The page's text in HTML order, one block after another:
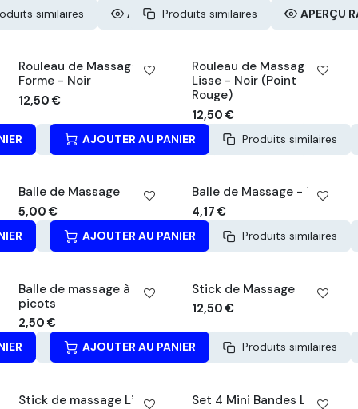
similaires APERÇU RAPIDE
Produits similaires
APERÇU
Rouleau de Massage
Forme - Noir
12,50€
Produits similaires APERÇU RAPIDE
Rouleau de Massage
Lisse - Noir (Point
Rouge)
12,50€
AJOUTER AU PANIER
Produits similaires
Balle de Massage
5,00€
Produits similaires APERÇU RAPIDE
Balle de Massage - Liège
4,17€
AJOUTER AU PANIER
Produits similaires
Balle de massage à
picots
2,50€
Produits similaires APERÇU RAPIDE
Stick de Massage
12,50€
AJOUTER AU PANIER Produits similaires
Stick de massage Lisse Set 4 Mini Bandes Latex